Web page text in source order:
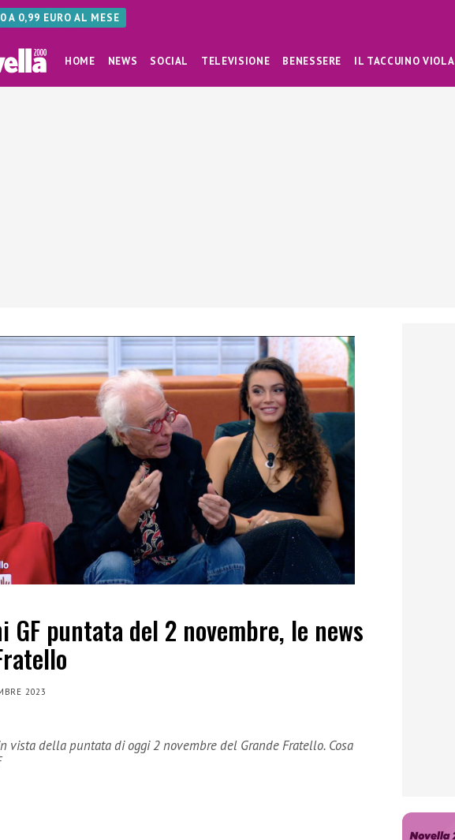
A 0,99 EURO AL MESE
HOME NEWS SOCIAL TELEVISIONE BENESSERE IL TACCUINO VIOLA
GF puntata del 2 novembre, le news
2023
vista della puntata di oggi 2 novembre del Grande Fratello. Cosa